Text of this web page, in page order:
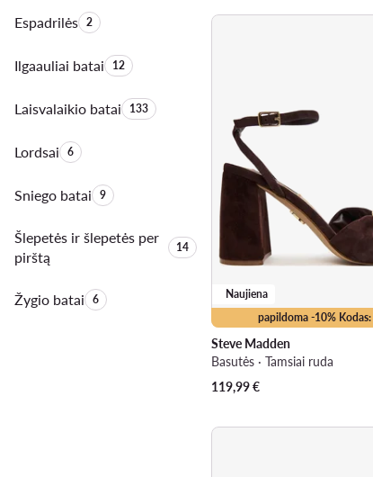
EspadrilėsProduktų skaičius:
2
Ilgaauliai bataiProduktų skaičius:
12
Laisvalaikio bataiProduktų skaičius:
133
LordsaiProduktų skaičius:
6
Sniego bataiProduktų skaičius:
9
Šlepetės ir šlepetės per
pirštą
Produktų skaičius:
14
Žygio bataiProduktų skaičius:
6
papildoma -10% Kodas:
Naujiena
Steve Madden
Basutės · Tamsiai ruda
119,99€